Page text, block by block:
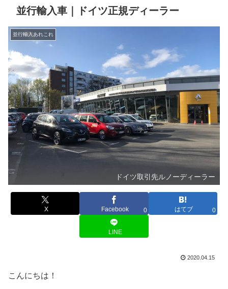
並行輸入車｜ドイツ正規ディーラー
並行輸入あれこれ
ドイツ取引先ルノーディーラー
X Facebook 0 はてブ 0
LINE
2020.04.15
こんにちは！